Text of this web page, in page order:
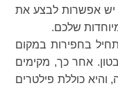
יש אפשרות לבצע את
שלכם.
בחפירות במקום
אחר כך, מקימים
כוללת פילטרים